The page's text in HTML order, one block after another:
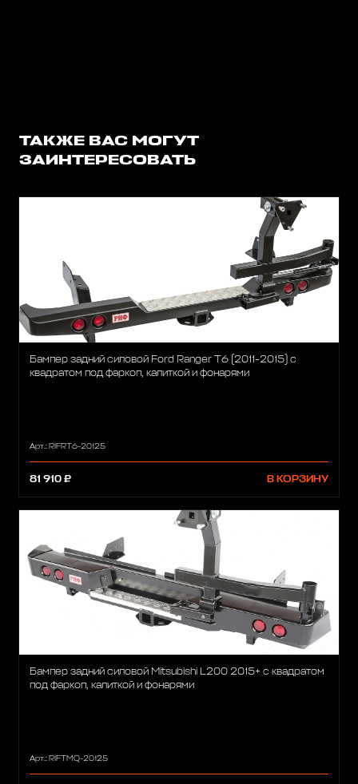
ТАКЖЕ ВАС МОГУТ
ЗАИНТЕРЕСОВАТЬ
Бампер задний силовой Ford Ranger T6 (2011-2015) с
квадратом под фаркоп, калиткой и фонарями
Арт.: RIFRT6-20125
81 910 ₽ В КОРЗИНУ
Бампер задний силовой Mitsubishi L200 2015+ с квадратом
под фаркоп, калиткой и фонарями
Арт.: RIFTMQ-20125